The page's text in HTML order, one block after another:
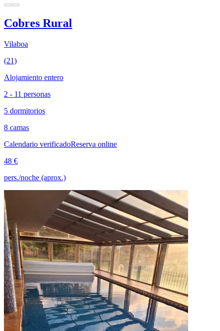
Cobres Rural
Vilaboa
(21)
Alojamiento entero
2 - 11 personas
5 dormitorios
8 camas
Calendario verificadoReserva online
48 €
pers./noche (aprox.)